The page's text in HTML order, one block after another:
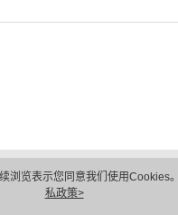
浏览表示您同意我们使用Cookies。
私政策>
隐私保护
法律声明